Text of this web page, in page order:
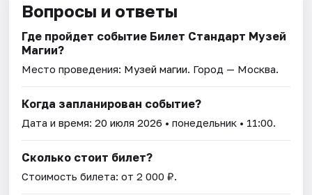
Вопросы и ответы
Где пройдет событие Билет Стандарт Музей
Магии?
Место проведения: Музей магии. Город — Москва.
Когда запланирован событие?
Дата и время:20 июля 2026 • понедельник • 11:00.
Сколько стоит билет?
Стоимость билета: от 2 000 ₽.